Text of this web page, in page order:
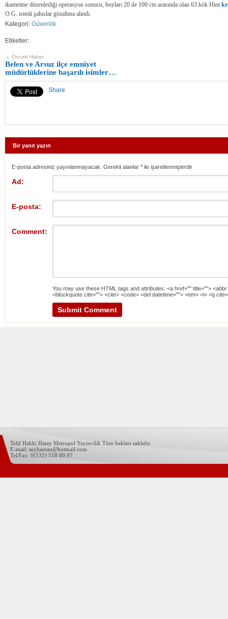
ikametine düzenlediği operasyon sonucu, boyları 20 ile 100 cm arasında olan 63 kök Hint
O.G. isimli şahıslar gözaltına alındı.
Kategori: Güvenlik
Etiketler:
← Önceki Haber
Belen ve Arsuz ilçe emniyet
müdürlüklerine başarılı isimler…
Share
Bir yanıt yazın
E-posta adresiniz yayınlanmayacak. Gerekli alanlar * ile işaretlenmişlerdir
Ad:
E-posta:
Comment:
You may use these HTML tags and attributes: <a href="" title="">
<blockquote cite=""> <cite> <code> <del datetime=""> <em> <i> <q
Telif Hakki Hatay Metropol Yayincilik Tüm hakları saklıdır.
E-mail: seyhantan@hotmail.com
Tel/Fax: 0(532) 518 00 97